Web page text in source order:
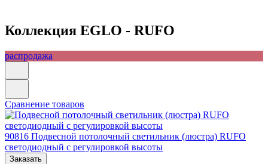
Коллекция EGLO - RUFO
распродажа
Сравнение товаров
90816 Подвесной потолочный светильник (люстра) RUFO
светодиодный с регулировкой высоты
Заказать